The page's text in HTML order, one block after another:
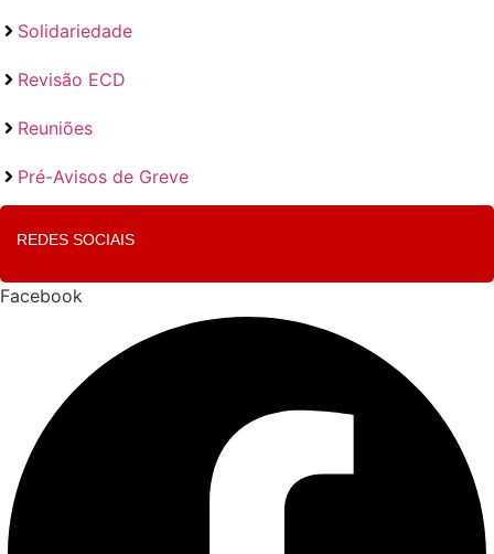
Solidariedade
Revisão ECD
Reuniões
Pré-Avisos de Greve
REDES SOCIAIS
Facebook